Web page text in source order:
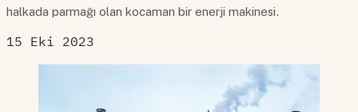
halkada parmağı olan kocaman bir enerji makinesi.
15 Eki 2023